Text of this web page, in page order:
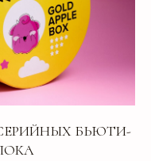
БЬЮТИ-